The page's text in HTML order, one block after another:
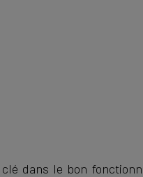
dans le bon